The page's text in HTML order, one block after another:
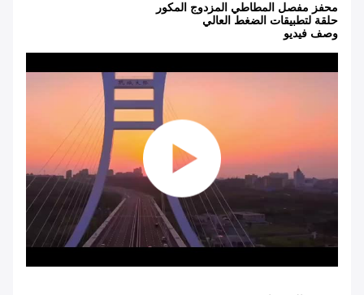
محفز مفصل المطاطي المزدوج المكور
حلقة لتطبيقات الضغط العالي
وصف فيديو